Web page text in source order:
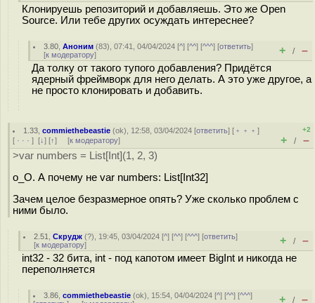
Клонируешь репозиторий и добавляешь. Это же Open
Source. Или тебе других осуждать интереснее?
3.80 ,Аноним (83), 07:41, 04/04/2024 [^] [^^] [^^^] [ответить]
[к модератору] + / –
Да толку от такого тупого добавления? Придётся
ядерный фреймворк для него делать. А это уже другое, а
не просто клонировать и добавить.
1.33 ,commiethebeastie (ok), 12:58, 03/04/2024 [ответить] [ ﹢﹢﹢]
[ · · · ] [↓] [↑] [к модератору]
+2
+ / –
>var numbers = List[Int](1, 2, 3)
o_O. А почему не var numbers: List[Int32]
Зачем целое безразмерное опять? Уже сколько проблем с
ними было.
2.51 ,Скрудж (?), 19:45, 03/04/2024 [^] [^^] [^^^] [ответить]
[к модератору] + / –
int32 - 32 бита, int - под капотом имеет BigInt и никогда не
переполняется
3.86 ,commiethebeastie (ok), 15:54, 04/04/2024 [^] [^^] [^^^]
+ / –